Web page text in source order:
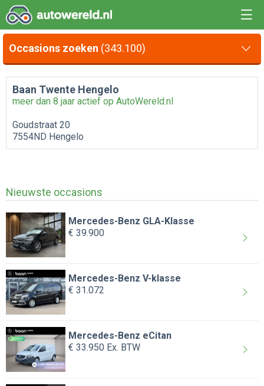
Occasions zoeken (343.100)
Baan Twente Hengelo
meer dan 8 jaar actief op AutoWereld.nl
Goudstraat 20
7554ND Hengelo
Nieuwste occasions
Mercedes-Benz GLA-Klasse
€ 39.900
Mercedes-Benz V-klasse
€ 31.072
Mercedes-Benz eCitan
€ 33.950 Ex. BTW